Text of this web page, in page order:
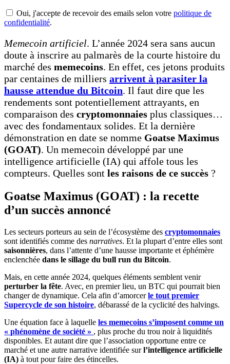
Oui, j'accepte de recevoir des emails selon votre politique de
confidentialité.
Memecoin artificiel. L’année 2024 sera sans aucun
doute à inscrire au palmarès de la courte histoire du
marché des memecoins. En effet, ces jetons produits
par centaines de milliers arrivent à parasiter la
hausse attendue du Bitcoin. Il faut dire que les
rendements sont potentiellement attrayants, en
comparaison des cryptomonnaies plus classiques…
avec des fondamentaux solides. Et la dernière
démonstration en date se nomme Goatse Maximus
(GOAT). Un memecoin développé par une
intelligence artificielle (IA) qui affole tous les
compteurs. Quelles sont les raisons de ce succès ?
Goatse Maximus (GOAT) : la recette
d’un succès annoncé
Les secteurs porteurs au sein de l’écosystème des cryptomonnaies
sont identifiés comme des narratives. Et la plupart d’entre elles sont
saisonnières, dans l’attente d’une hausse importante et éphémère
enclenchée dans le sillage du bull run du Bitcoin.
Mais, en cette année 2024, quelques éléments semblent venir
perturber la fête. Avec, en premier lieu, un BTC qui pourrait bien
changer de dynamique. Cela afin d’amorcerle tout premier
Supercycle de son histoire, débarassé de la cyclicité des halvings.
Une équation face à laquelle les memecoins s’imposent comme un
« phénomène de société » , plus proche du trou noir à liquidités
disponibles. Et autant dire que l’association opportune entre ce
marché et une autre narrative identifiée surl’intelligence artificielle
(IA) à tout pour faire des étincelles.